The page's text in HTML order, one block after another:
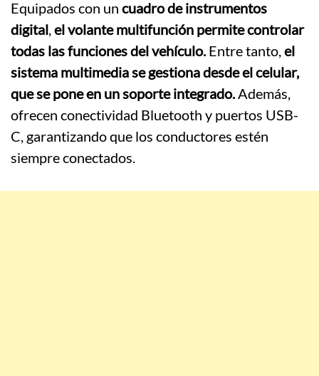
Equipados con un cuadro de instrumentos
digital,el volante multifunción permite controlar
todas las funciones del vehículo.Entre tanto,el
sistema multimedia se gestiona desde el celular,
que se pone en un soporte integrado.Además,
ofrecen conectividad Bluetooth y puertos USB-
C, garantizando que los conductores estén
siempre conectados.